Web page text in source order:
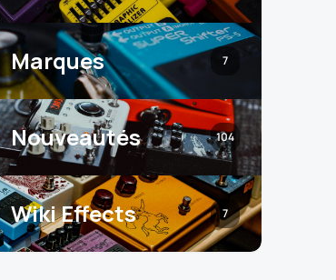
Marques 7
Nouveautés 104
Wiki Effects 7